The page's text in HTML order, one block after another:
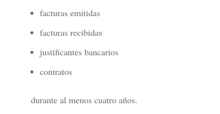
facturas emitidas
facturas recibidas
justificantes bancarios
contratos
durante al menos cuatro años.